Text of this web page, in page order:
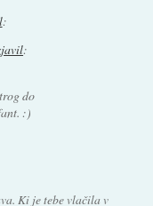
:
:
do
:)
Ki je tebe vlačila v